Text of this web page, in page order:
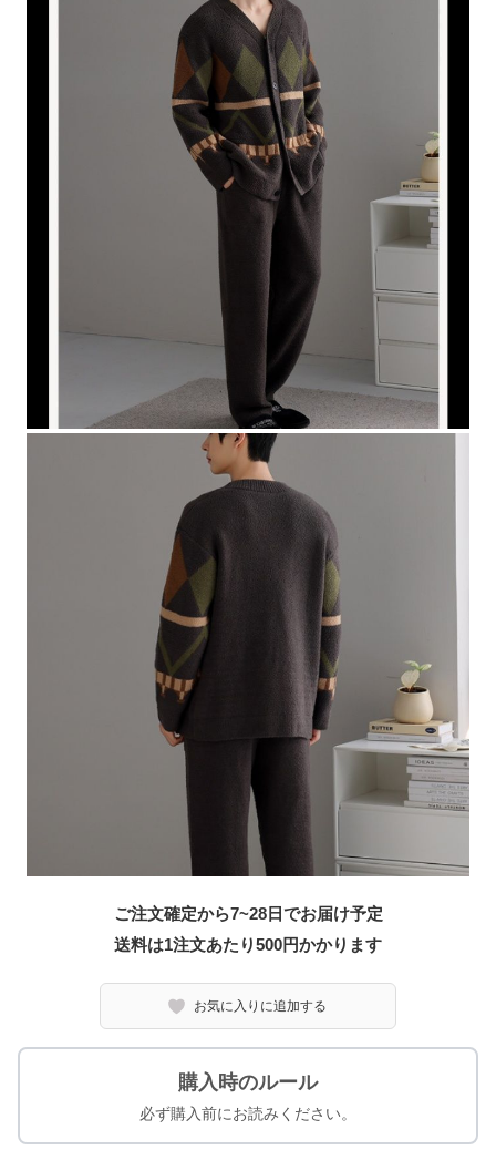
ご注文確定から7~28日でお届け予定
送料は1注文あたり500円かかります
お気に入りに追加する
購入時のルール
必ず購入前にお読みください。